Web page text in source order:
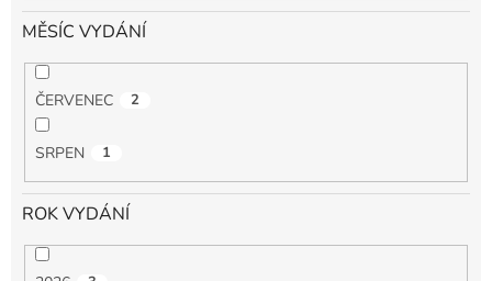
MĚSÍC VYDÁNÍ
ČERVENEC 2
SRPEN 1
ROK VYDÁNÍ